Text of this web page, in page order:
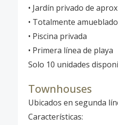
• Jardín privado de
• Totalmente
• Piscina privada
• Primera línea de playa
Solo 10 unidades
Townhouses
Ubicados en segunda
Características: